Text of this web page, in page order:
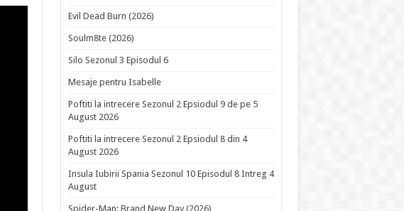
Evil Dead Burn (2026)
Soulm8te (2026)
Silo Sezonul 3 Episodul 6
Mesaje pentru Isabelle
Poftiti la intrecere Sezonul 2 Epsiodul 9 de pe 5
August 2026
Poftiti la intrecere Sezonul 2 Epsiodul 8 din 4
August 2026
Insula Iubirii Spania Sezonul 10 Episodul 8 Intreg 4
August
Spider-Man: Brand New Day (2026)